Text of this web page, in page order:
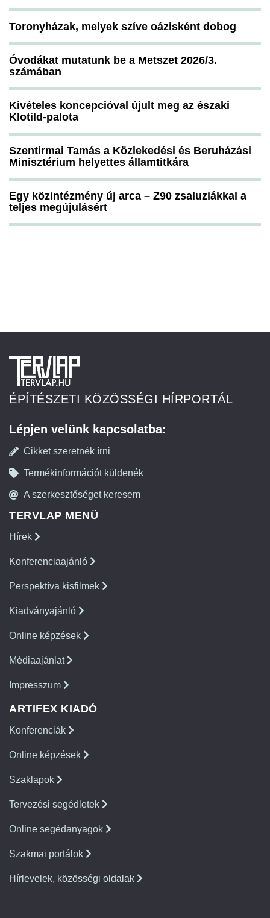
Toronyházak, melyek szíve oázisként dobog
Óvodákat mutatunk be a Metszet 2026/3.
számában
Kivételes koncepcióval újult meg az északi
Klotild-palota
Szentirmai Tamás a Közlekedési és Beruházási
Minisztérium helyettes államtitkára
Egy közintézmény új arca – Z90 zsaluziákkal a
teljes megújulásért
ÉPÍTÉSZETI KÖZÖSSÉGI HÍRPORTÁL
Lépjen velünk kapcsolatba:
Cikket szeretnék írni
Termékinformációt küldenék
A szerkesztőséget keresem
TERVLAP MENÜ
Hírek
Konferenciaajánló
Perspektíva kisfilmek
Kiadványajánló
Online képzések
Médiaajánlat
Impresszum
ARTIFEX KIADÓ
Konferenciák
Online képzések
Szaklapok
Tervezési segédletek
Online segédanyagok
Szakmai portálok
Hírlevelek, közösségi oldalak